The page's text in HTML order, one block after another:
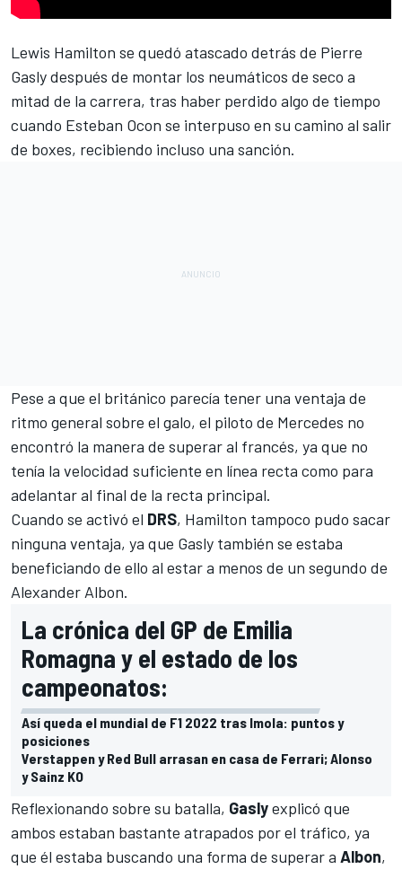
Lewis Hamilton se quedó atascado detrás de Pierre
Gaslydespués de montar los neumáticos de seco a
mitad de la carrera, tras haber perdido algo de tiempo
cuando Esteban Ocon se interpuso en su camino al salir
de boxes, recibiendo incluso una sanción.
Pese a que el británico parecía tener una ventaja de
ritmo general sobre el galo, el piloto de Mercedes no
encontró la manera de superar al francés, ya que no
tenía la velocidad suficiente en línea recta como para
adelantar al final de la recta principal.
Cuando se activó el DRS, Hamilton tampoco pudo sacar
ninguna ventaja, ya que Gasly también se estaba
beneficiando de ello al estar a menos de un segundo de
Alexander Albon.
La crónica del GP de Emilia
Romagna y el estado de los
campeonatos:
Así queda el mundial de F1 2022 tras Imola: puntos y
posiciones
Verstappen y Red Bull arrasan en casa de Ferrari; Alonso
y Sainz KO
Reflexionando sobre su batalla, Gaslyexplicó que
ambos estaban bastante atrapados por el tráfico, ya
que él estaba buscando una forma de superar a Albon,